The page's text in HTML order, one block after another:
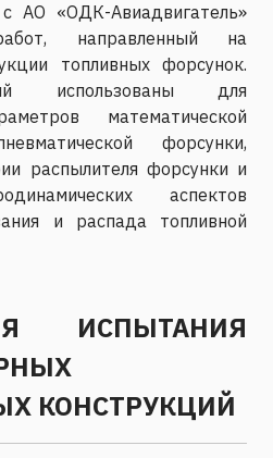
АО «ОДК-Авиадвигатель»
направленный на
топливных форсунок.
использованы для
математической
форсунки,
распылителя форсунки и
аспектов
и распада топливной
ИСПЫТАНИЯ
КОНСТРУКЦИЙ